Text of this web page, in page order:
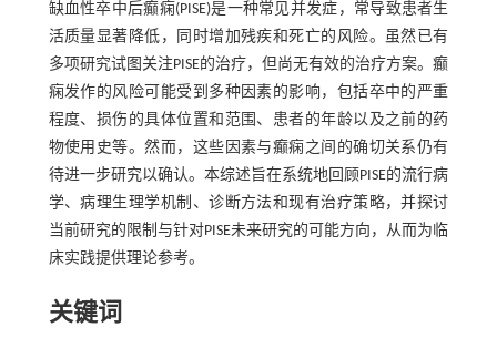
缺血性卒中后癫痫(PISE)是一种常见并发症，常导致患者生
活质量显著降低，同时增加残疾和死亡的风险。虽然已有
多项研究试图关注PISE的治疗，但尚无有效的治疗方案。癫
痫发作的风险可能受到多种因素的影响，包括卒中的严重
程度、损伤的具体位置和范围、患者的年龄以及之前的药
物使用史等。然而，这些因素与癫痫之间的确切关系仍有
待进一步研究以确认。本综述旨在系统地回顾PISE的流行病
学、病理生理学机制、诊断方法和现有治疗策略，并探讨
当前研究的限制与针对PISE未来研究的可能方向，从而为临
床实践提供理论参考。
关键词